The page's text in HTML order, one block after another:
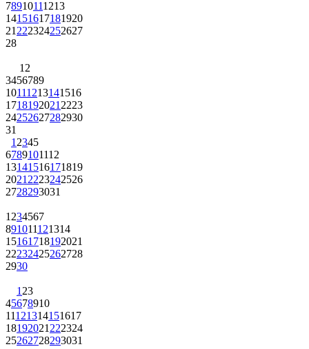
78910111213
14151617181920
21 222324252627
28
1 2
3456789
10111213141516
1718192021 2223
24252627282930
31
1 2345
6789101112
13141516171819
2021 2223242526
2728293031
1 234567
891011121314
15161718192021
22232425262728
2930
1 23
45678910
11121314151617
18192021 222324
25262728293031